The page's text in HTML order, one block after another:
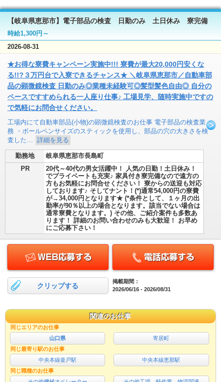
【岐阜県恵那市】電子部品の検査 日勤のみ 土日休み 寮完備
時給1,300円～
2026-08-31
★お得な寮費キャンペーン実施中!!! 寮費が最大20,000円安くな
る!!?３万円台で入寮できるチャンス★ ＼岐阜県恵那市／自動車部
品の顕微鏡検査 日勤のみ◎業種未経験可◎髪型髪色自由◎ 自分の
ペースですすめられる一人座り仕事♪ 工場見学、随時実施中ですの
で気軽にお問合せください。
工場内にて自動車部品(小物)の顕微鏡検査のお仕事 電子部品の検査業
務 ・ボールペンサイズのスティックを使用し、部品の穴の大きさを検
査した…
詳細を見る
勤務地
岐阜県恵那市長島町
PR
20代～40代の男女活躍中！ 人気の日勤！土日休み！
でプライベートも充実♪ 家具付き寮完備なので遠方の
方もお気軽にお問合せください！ 寮からの送迎も対応
しております♪ そしてナント！(*)通常54,000円の寮費
が→34,000円となります★ (*条件として、１ヶ月の出
勤率が90％以上の場合となります。該当でない場合は
通常寮費となります。) その他、ご紹介案件も多数あ
ります！ 詳細のお問い合わせのみも大歓迎！ お早め
にご応募下さい！
クリップする
掲載期間：
2026/06/16 - 2026/08/31
関連のお仕事
同じエリアのお仕事
山口県
寄居町
同じ最寄り駅のお仕事
中央本線釜戸駅
中央本線恵那駅
同じ職種のお仕事